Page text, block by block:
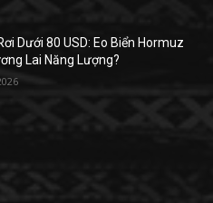
Dưới 80 USD: Eo Biển Hormuz
Lai Năng Lượng?